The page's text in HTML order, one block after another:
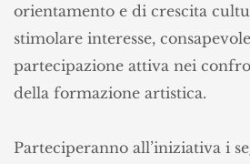
orientamento e di crescita
stimolare interesse,
partecipazione attiva nei
della formazione artistica.
Parteciperanno all’iniziativa i